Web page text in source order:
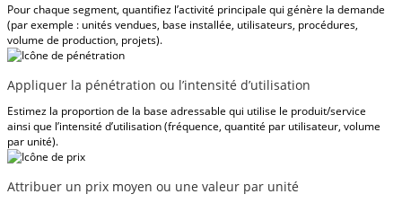
Pour chaque segment, quantifiez l’activité principale qui génère la demande
(par exemple : unités vendues, base installée, utilisateurs, procédures,
volume de production, projets).
Appliquer la pénétration ou l’intensité d’utilisation
Estimez la proportion de la base adressable qui utilise le produit/service
ainsi que l’intensité d’utilisation (fréquence, quantité par utilisateur, volume
par unité).
Attribuer un prix moyen ou une valeur par unité